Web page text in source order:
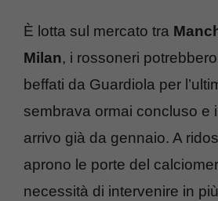
È lotta sul mercato tra
Milan, i rossoneri
beffati da Guardiola per
sembrava ormai concluso e
arrivo già da gennaio. A
aprono le porte del
necessità di intervenire in